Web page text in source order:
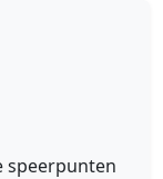
speerpunten